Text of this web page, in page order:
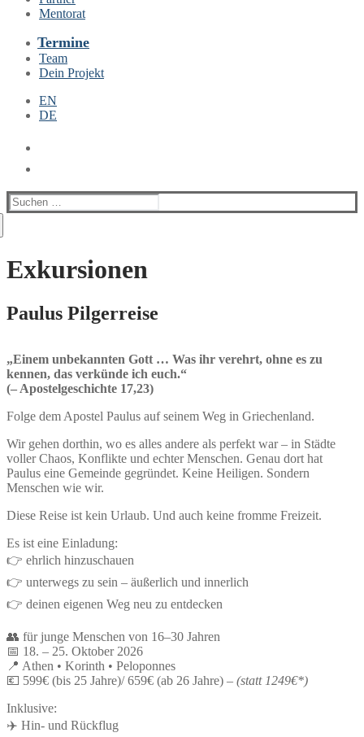
Mentorat
Termine
Team
Dein Projekt
EN
DE
Suchen
nach:
Exkursionen
Paulus Pilgerreise
„Einem unbekannten Gott … Was ihr verehrt, ohne es zu
kennen, das verkünde ich euch.“
(– Apostelgeschichte 17,23)
Folge dem Apostel Paulus auf seinem Weg in Griechenland.
Wir gehen dorthin, wo es alles andere als perfekt war – in Städte
voller Chaos, Konflikte und echter Menschen. Genau dort hat
Paulus eine Gemeinde gegründet. Keine Heiligen. Sondern
Menschen wie wir.
Diese Reise ist kein Urlaub. Und auch keine fromme Freizeit.
Es ist eine Einladung:
👉 ehrlich hinzuschauen
👉 unterwegs zu sein – äußerlich und innerlich
👉 deinen eigenen Weg neu zu entdecken
👥 für junge Menschen von 16–30 Jahren
📅 18. – 25. Oktober 2026
📍 Athen • Korinth • Peloponnes
💶 599€ (bis 25 Jahre)/ 659€ (ab 26 Jahre) – (statt 1249€*)
Inklusive:
✈️ Hin- und Rückflug